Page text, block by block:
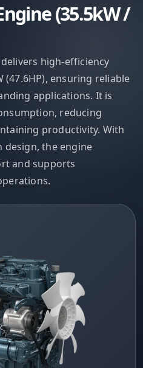
(35.5kW /
high-efficiency
ensuring reliable
applications. It is
reducing
productivity. With
design, the engine
and supports